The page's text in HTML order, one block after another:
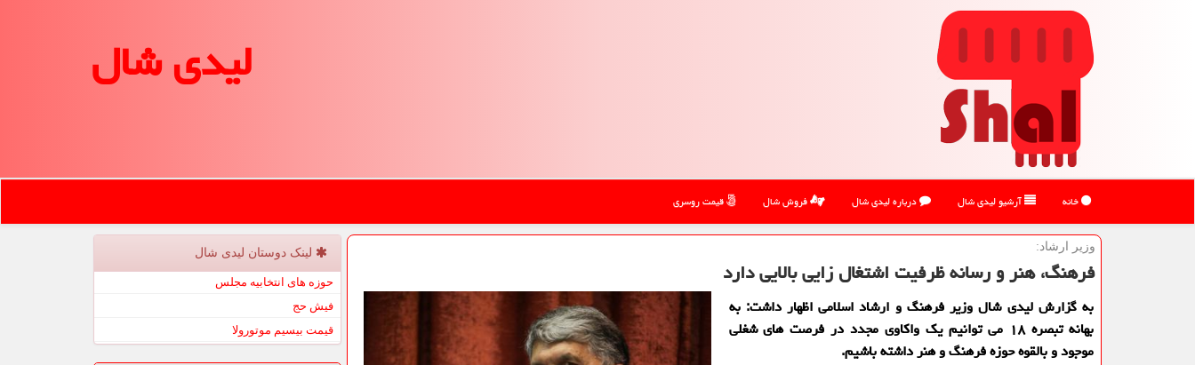
لیدی شال
خانه آرشیو لیدی شال درباره لیدی شال فروش شال قیمت روسری
وزیر ارشاد:
فرهنگ، هنر و رسانه ظرفیت اشتغال زایی بالایی دارد
به گزارش لیدی شال وزیر فرهنگ و ارشاد اسلامی اظهار داشت: به
بهانه تبصره ۱۸ می توانیم یك واكاوی مجدد در فرصت های شغلی
موجود و بالقوه حوزه فرهنگ و هنر داشته باشیم.
لینک دوستان لیدی شال
حوزه های انتخابیه مجلس
فیش حج
قیمت بیسیم موتورولا